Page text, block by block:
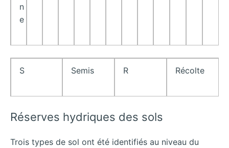
n
e
S Semis R Récolte
Réserves hydriques des sols
Trois types de sol ont été identifiés au niveau du